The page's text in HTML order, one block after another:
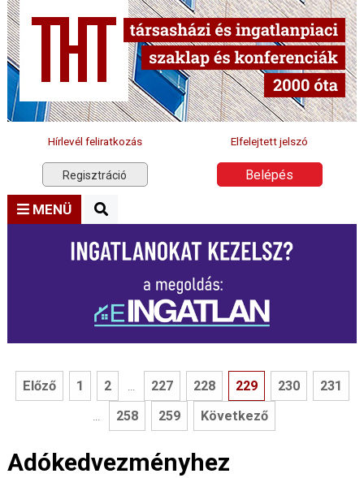
Hírlevél feliratkozás Elfelejtett jelszó
Regisztráció Belépés
MENÜ
Előző 1 2 ... 227 228 229 230 231
... 258 259 Következő
Adókedvezményhez